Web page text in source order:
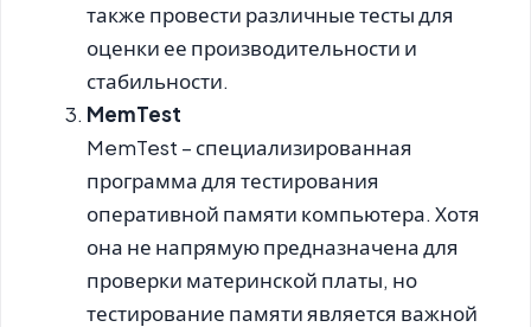
также провести различные тесты для
оценки ее производительности и
стабильности.
MemTest
MemTest – специализированная
программа для тестирования
оперативной памяти компьютера. Хотя
она не напрямую предназначена для
проверки материнской платы, но
тестирование памяти является важной